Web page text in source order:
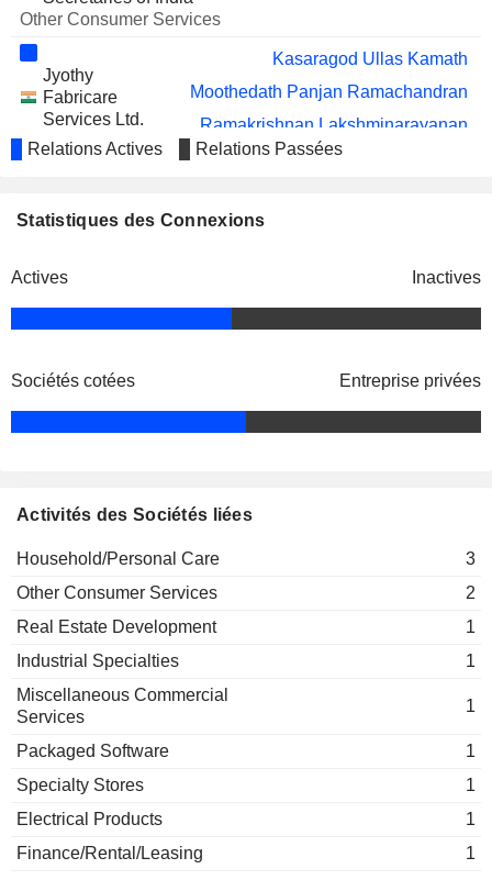
Other Consumer Services
Jyothy
Fabricare
Services Ltd.
Industrial
Specialties
Kasaragod Ullas Kamath
Moothedath Panjan Ramachandran
Ramakrishnan Lakshminarayanan
Veegaland
Real Estate
Development
Jayaraj Balakrishnan
Properties Pvt
Ltd.
Arun Kochouseph Chittilappilly
Bangladesh
Ltd.
Care
Moothedath Panjan Ramachandran
Relations Actives Relations Passées
Statistiques des Connexions
Actives Inactives
Sociétés cotées Entreprise privées
Activités des Sociétés liées
Household/Personal Care
3
Other Consumer Services
2
Real Estate Development
1
Industrial Specialties
1
Miscellaneous Commercial
Services
1
Packaged Software
1
Specialty Stores
1
Electrical Products
1
Finance/Rental/Leasing
1